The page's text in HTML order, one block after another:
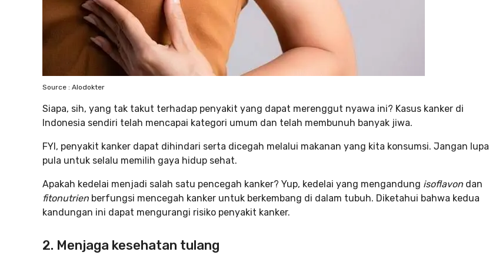
Source : Alodokter
Siapa, sih, yang tak takut terhadap penyakit yang dapat merenggut nyawa ini? Kasus kanker di
Indonesia sendiri telah mencapai kategori umum dan telah membunuh banyak jiwa.
FYI, penyakit kanker dapat dihindari serta dicegah melalui makanan yang kita konsumsi. Jangan lupa
pula untuk selalu memilih gaya hidup sehat.
Apakah kedelai menjadi salah satu pencegah kanker? Yup, kedelai yang mengandung isoflavon dan
fitonutrien berfungsi mencegah kanker untuk berkembang di dalam tubuh. Diketahui bahwa kedua
kandungan ini dapat mengurangi risiko penyakit kanker.
2. Menjaga kesehatan tulang